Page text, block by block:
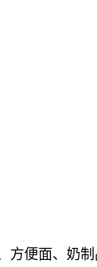
方便面、奶